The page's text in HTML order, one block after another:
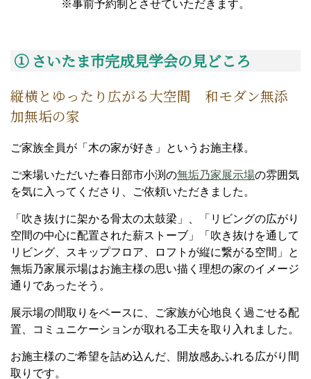
※事前予約制とさせていただきます。
① さいたま市完成見学会の見どころ
縦横とゆったり広がる大空間 和モダン無添
加無垢の家
ご家族全員が「木の家が好き」というお施主様。
ご来場いただいた春日部市小渕の無垢乃家展示場の雰囲気
を気に入ってくださり、ご依頼いただきました。
「吹き抜けに架かる骨太の太鼓梁」、「リビングの広がり
空間の中心に配置された薪ストーブ」「吹き抜けを通して
リビング、スキップフロア、ロフトが縦に繋がる空間」と
無垢乃家展示場はお施主様の思い描く理想の家のイメージ
通りであったそう。
展示場の間取りをベースに、ご家族が心地良く過ごせる配
置、コミュニケーションが取れる工夫を取り入れました。
お施主様のご希望を詰め込んだ、開放感あふれる広がり間
取りです。